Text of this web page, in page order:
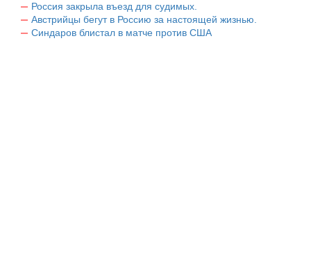
Россия закрыла въезд для судимых.
Австрийцы бегут в Россию за настоящей жизнью.
Синдаров блистал в матче против США